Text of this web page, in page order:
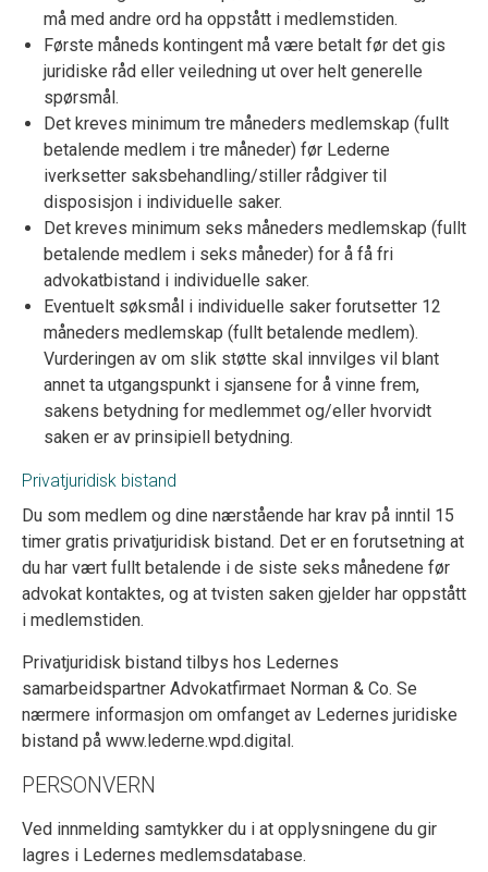
må med andre ord ha oppstått i medlemstiden.
Første måneds kontingent må være betalt før det gis
juridiske råd eller veiledning ut over helt generelle
spørsmål.
Det kreves minimum tre måneders medlemskap (fullt
betalende medlem i tre måneder) før Lederne
iverksetter saksbehandling/stiller rådgiver til
disposisjon i individuelle saker.
Det kreves minimum seks måneders medlemskap (fullt
betalende medlem i seks måneder) for å få fri
advokatbistand i individuelle saker.
Eventuelt søksmål i individuelle saker forutsetter 12
måneders medlemskap (fullt betalende medlem).
Vurderingen av om slik støtte skal innvilges vil blant
annet ta utgangspunkt i sjansene for å vinne frem,
sakens betydning for medlemmet og/eller hvorvidt
saken er av prinsipiell betydning.
Privatjuridisk bistand
Du som medlem og dine nærstående har krav på inntil 15
timer gratis privatjuridisk bistand. Det er en forutsetning at
du har vært fullt betalende i de siste seks månedene før
advokat kontaktes, og at tvisten saken gjelder har oppstått
i medlemstiden.
Privatjuridisk bistand tilbys hos Ledernes
samarbeidspartner Advokatfirmaet Norman & Co. Se
nærmere informasjon om omfanget av Ledernes juridiske
bistand på www.lederne.wpd.digital.
PERSONVERN
Ved innmelding samtykker du i at opplysningene du gir
lagres i Ledernes medlemsdatabase.